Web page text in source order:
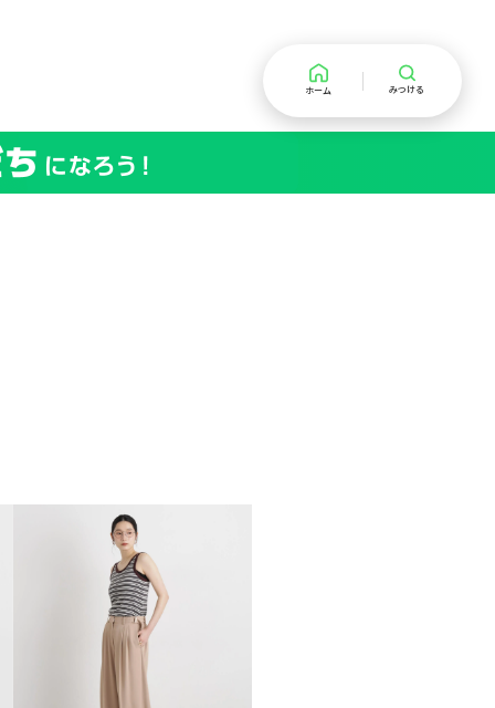
ホーム みつける